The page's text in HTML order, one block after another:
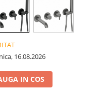
16.08.2026
IN COS